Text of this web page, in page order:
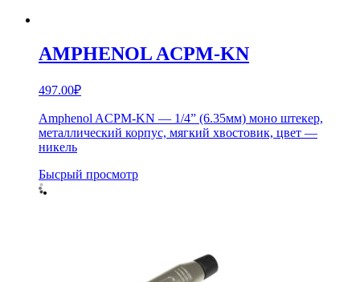
AMPHENOL ACPM-KN
497.00₽
Amphenol ACPM-KN — 1/4” (6.35мм) моно штекер,
металлический корпус, мягкий хвостовик, цвет —
никель
Бысрый просмотр